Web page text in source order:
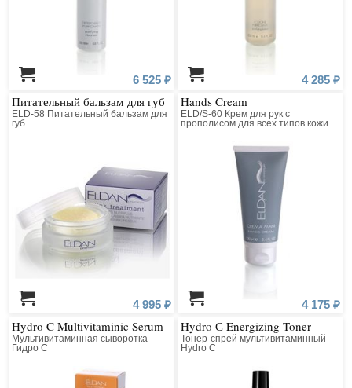
6 525 ₽ 4 285 ₽
Питательный бальзам для губ
ELD-58 Питательный бальзам для
губ
4 995 ₽
Hands Cream
ELD/S-60 Крем для рук с
прополисом для всех типов кожи
4 175 ₽
Hydro C Multivitaminic Serum
Мультивитаминная сыворотка
Гидро С
Hydro С Energizing Toner
Тонер-спрей мультивитаминный
Hydro С